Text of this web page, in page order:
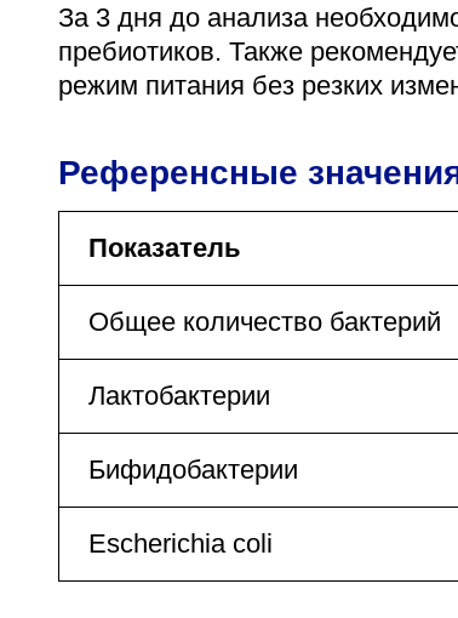
За 3 дня до анализа
пребиотиков. Также
режим питания без резких
Референсные
Показатель
Общее количество бактерий
Лактобактерии
Бифидобактерии
Escherichia coli